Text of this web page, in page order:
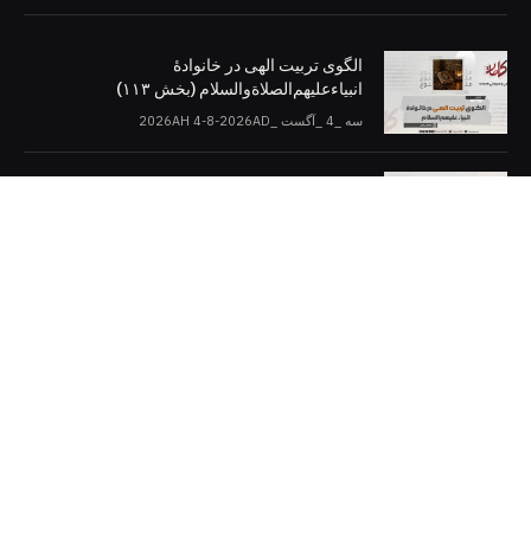
الگوی تربیت الهی در خانوادۀ
انبیاءعلیهم‌الصلاةو‌السلام (بخش ۱۱۳)
سه _4 _آگست _2026AH 4-8-2026AD